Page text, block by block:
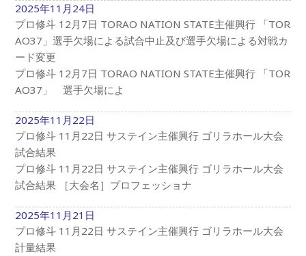
2025年11月24日
プロ修斗 12月7日 TORAO NATION STATE主催興行 「TOR
AO37」選手欠場による試合中止及び選手欠場による対戦カ
ード変更
プロ修斗 12月7日 TORAO NATION STATE主催興行 「TOR
AO37」 選手欠場によ
2025年11月22日
プロ修斗 11月22日 サステイン主催興行 ゴリラホール大会
試合結果
­プロ修斗 11月22日 サステイン主催興行 ゴリラホール大会
試合結果 ［大会名］プロフェッショナ
2025年11月21日
プロ修斗 11月22日 サステイン主催興行 ゴリラホール大会
計量結果